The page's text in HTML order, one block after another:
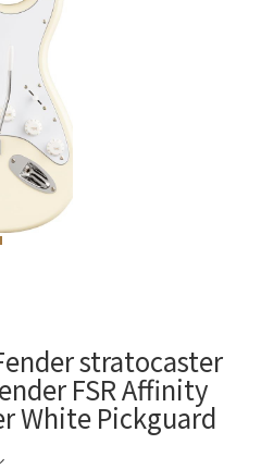
stratocaster
FSR Affinity
White Pickguard